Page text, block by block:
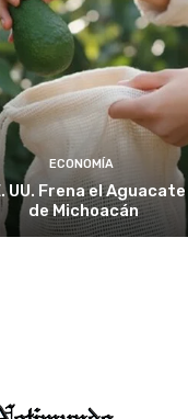
ECONOMÍA
UU. Frena el Aguacate
de Michoacán